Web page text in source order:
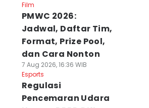
Film
PMWC 2026:
Jadwal, Daftar Tim,
Format, Prize Pool,
dan Cara Nonton
7 Aug 2026, 16:36 WIB
Esports
Regulasi
Pencemaran Udara